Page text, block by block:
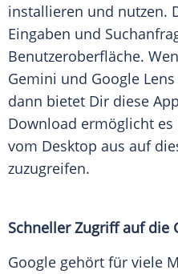
installieren und nutzen.
Eingaben und
Benutzeroberfläche.
Gemini und Google
dann bietet Dir diese
Download ermöglicht
vom Desktop aus auf
zuzugreifen.
Schneller Zugriff auf die
Google gehört für viele